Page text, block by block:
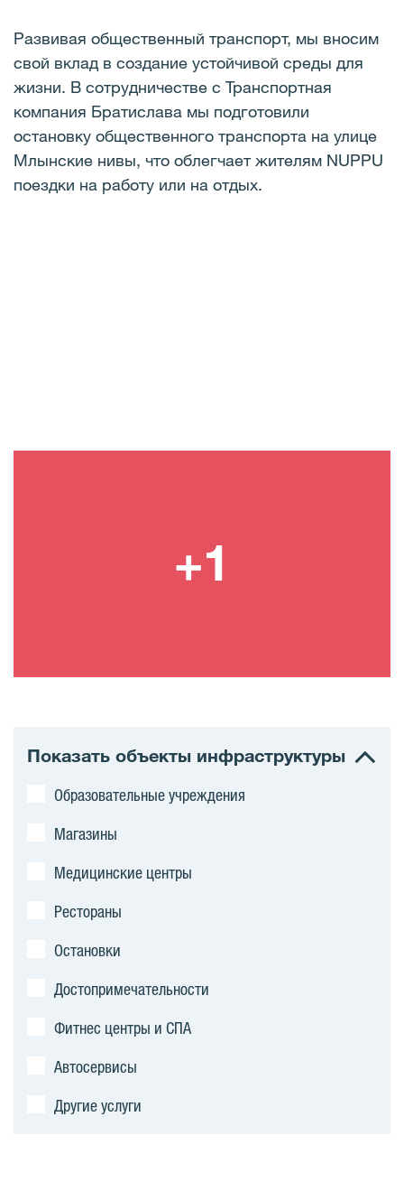
Развивая общественный транспорт, мы вносим
свой вклад в создание устойчивой среды для
жизни. В сотрудничестве с Транспортная
компания Братислава мы подготовили
остановку общественного транспорта на улице
Млынские нивы, что облегчает жителям NUPPU
поездки на работу или на отдых.
Показать объекты инфраструктуры
Образовательные учреждения
Магазины
Медицинские центры
Рестораны
Остановки
Достопримечательности
Фитнес центры и СПА
Автосервисы
Другие услуги